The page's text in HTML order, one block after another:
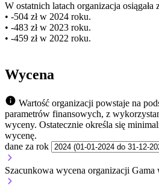
W ostatnich latach organizacja osiągała
• -504 zł w 2024 roku.
• -483 zł w 2023 roku.
• -459 zł w 2022 roku.
Wycena
Wartość organizacji powstaje na
parametrów finansowych, z
wyceny. Ostatecznie określa się
wycenę.
dane za rok
Szacunkowa wycena organizacji Gama